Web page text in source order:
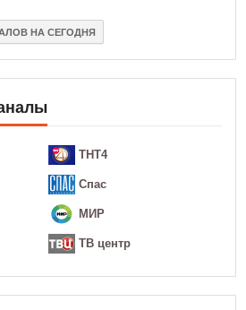
НА СЕГОДНЯ
ТНТ4
Спас
МИР
ТВ центр